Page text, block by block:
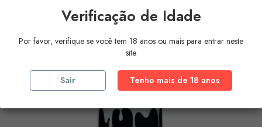
Verificação de Idade
Por favor, verifique se você tem 18 anos ou mais para entrar neste
site
Sair Tenho mais de 18 anos